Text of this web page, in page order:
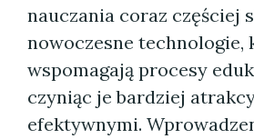
nauczania coraz częściej
nowoczesne technologie,
wspomagają procesy
czyniąc je bardziej
efektywnymi.